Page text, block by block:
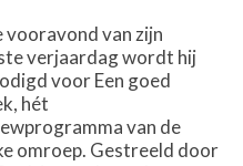
vooravond van zijn
verjaardag wordt hij
voor Een goed
hét
van de
omroep. Gestreeld door